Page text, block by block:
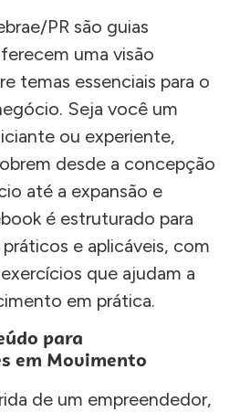
PR são guias
uma visão
temas essenciais para o
Seja você um
ou experiente,
desde a concepção
até a expansão e
é estruturado para
e aplicáveis, com
que ajudam a
em prática.
para
em Movimento
de um empreendedor,